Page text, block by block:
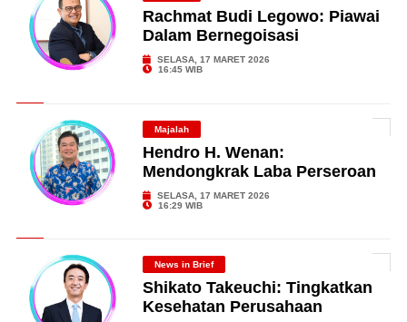
Rachmat Budi Legowo: Piawai
Dalam Bernegoisasi
SELASA, 17 MARET 2026
16:45 WIB
Majalah
Hendro H. Wenan:
Mendongkrak Laba Perseroan
SELASA, 17 MARET 2026
16:29 WIB
News in Brief
Shikato Takeuchi: Tingkatkan
Kesehatan Perusahaan